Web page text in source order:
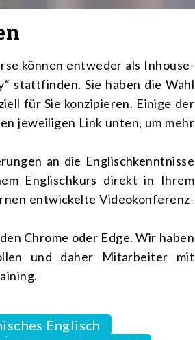
können entweder als Inhouse-
stattfinden. Sie haben die Wahl
für Sie konzipieren. Einige der
jeweiligen Link unten, um mehr
an die Englischkenntnisse
Englischkurs direkt in Ihrem
entwickelte Videokonferenz-
Chrome oder Edge. Wir haben
und daher Mitarbeiter mit
Englisch